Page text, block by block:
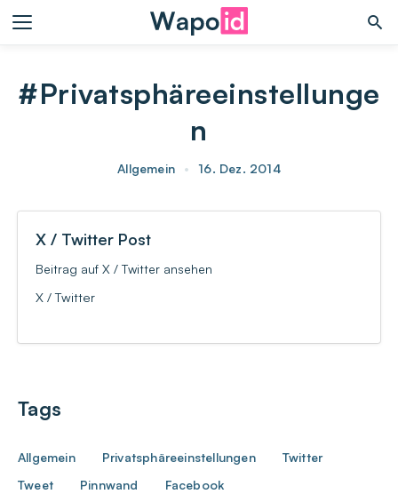
#Privatsphäreeinstellunge
n
Allgemein • 16. Dez. 2014
X / Twitter Post
Beitrag auf X / Twitter ansehen
X / Twitter
Tags
Allgemein Privatsphäreeinstellungen
Twitter
Tweet
Pinnwand Facebook